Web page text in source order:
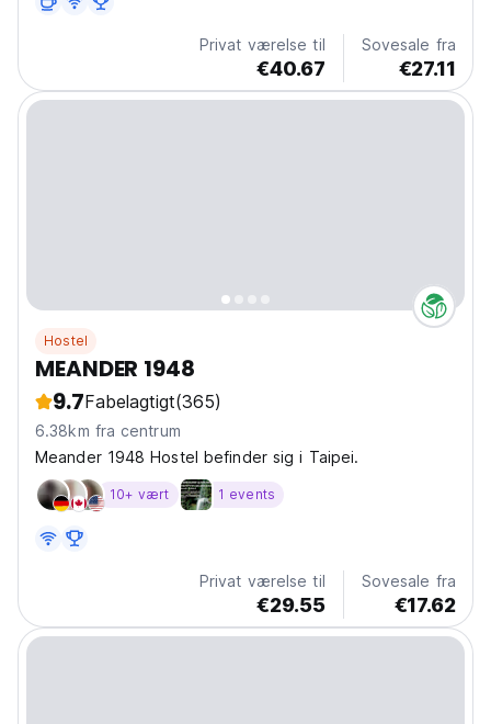
Privat værelse til
€40.67
Sovesale fra
€27.11
Hostel
MEANDER 1948
9.7Fabelagtigt(365)
6.38km fra centrum
Meander 1948 Hostel befinder sig i Taipei.
10+ vært 1 events
Privat værelse til
€29.55
Sovesale fra
€17.62